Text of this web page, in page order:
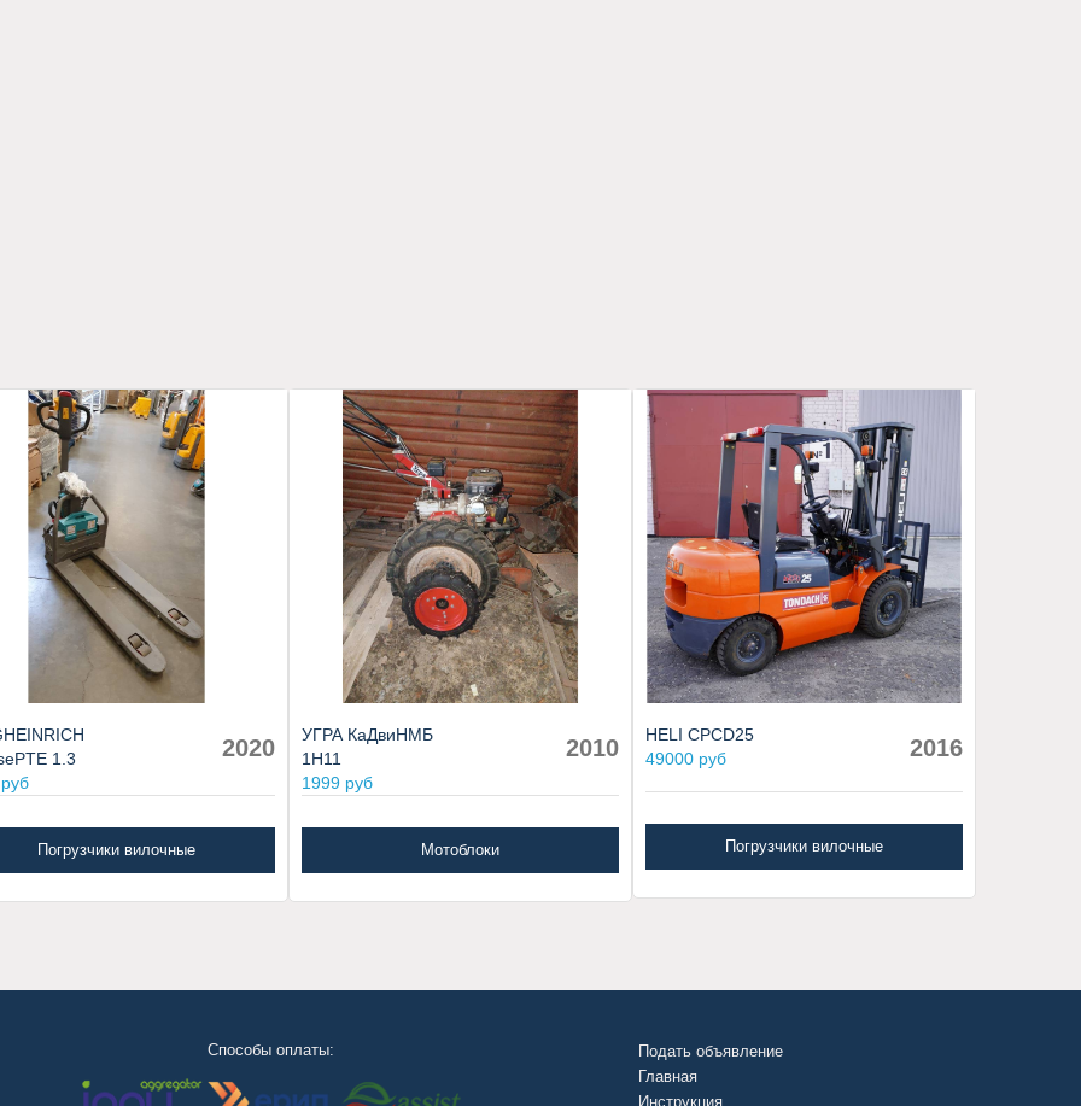
1.3
2020
Погрузчики вилочные
УГРА КаДвиНМБ
1Н11
1999 руб
2010
Мотоблоки
HELI CPCD25
49000 руб
2016
Погрузчики вилочные
Способы оплаты:
Подать объявление
Главная
Инструкция